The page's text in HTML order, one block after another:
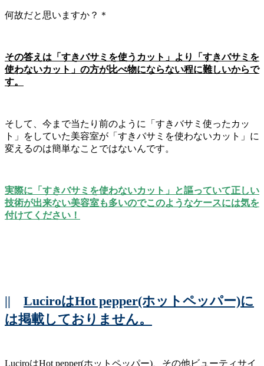
何故だと思いますか？＊
その答えは「すきバサミを使うカット」より「すきバサミを
使わないカット」の方が比べ物にならない程に難しいからで
す。
そして、今まで当たり前のように「すきバサミ使ったカッ
ト」をしていた美容室が「すきバサミを使わないカット」に
変えるのは簡単なことではないんです。
実際に「すきバサミを使わないカット」と謳っていて正しい
技術が出来ない美容室も多いのでこのようなケースには気を
付けてください！
|| LuciroはHot pepper(ホットペッパー)に
は掲載しておりません。
LuciroはHot pepper(ホットペッパー)、その他ビューティサイ